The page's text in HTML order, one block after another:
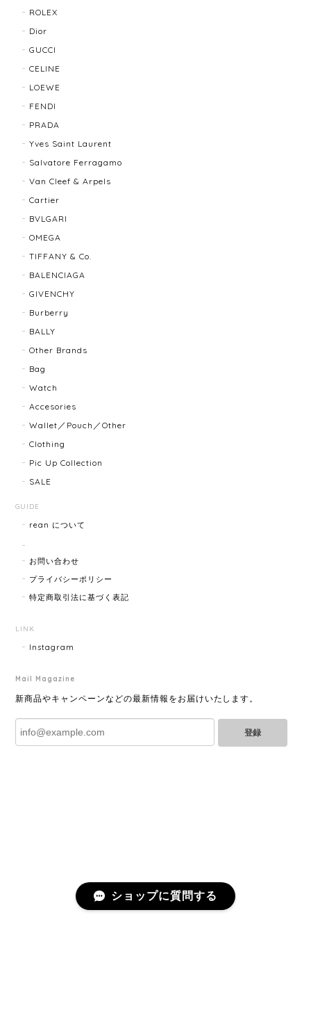
でした！ありがとうございました。また機会ありまし
たら利用させていただきたいと思いました🙇‍♀️
迅速に対応してくださり、ありがとうございます。 品
物の状態も良く、満足しております🥰 また機会があり
ましたらよろしくお願いします！
はぜんぜんわからずとても綺麗で素敵な時計でとても
気にいりました。 いつも迅速な発送と綺麗な商品ばか
りなので安心して購入できます。ありがとうございま
2025/06/28
とても綺麗なお品でした✨ ありがとうございました！
ROLEX
Dior
GUCCI
CELINE
LOEWE
FENDI
PRADA
Yves Saint Laurent
Salvatore Ferragamo
Van Cleef & Arpels
Cartier
BVLGARI
OMEGA
TIFFANY & Co.
BALENCIAGA
GIVENCHY
Burberry
BALLY
Other Brands
Bag
Watch
Accesories
Wallet／Pouch／Other
Clothing
Pic Up Collection
SALE
GUIDE
rean について
お問い合わせ
プライバシーポリシー
特定商取引法に基づく表記
LINK
Instagram
Mail Magazine
新商品やキャンペーンなどの最新情報をお届けいたします。
登録
ショップに質問する